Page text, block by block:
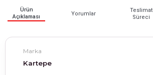
Ürün
Açıklaması
Yorumlar
Teslimat
Süreci
Marka
Kartepe